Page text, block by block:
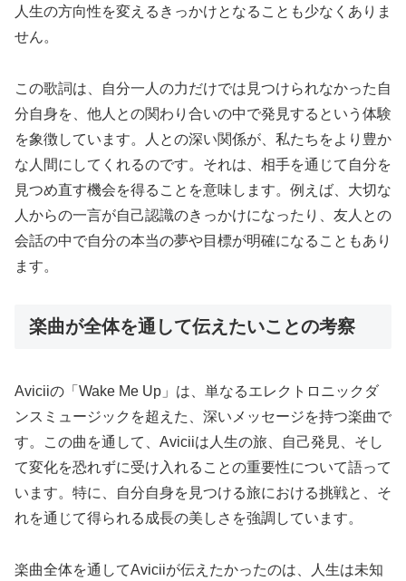
人生の方向性を変えるきっかけとなることも少なくありま
せん。
この歌詞は、自分一人の力だけでは見つけられなかった自
分自身を、他人との関わり合いの中で発見するという体験
を象徴しています。人との深い関係が、私たちをより豊か
な人間にしてくれるのです。それは、相手を通じて自分を
見つめ直す機会を得ることを意味します。例えば、大切な
人からの一言が自己認識のきっかけになったり、友人との
会話の中で自分の本当の夢や目標が明確になることもあり
ます。
楽曲が全体を通して伝えたいことの考察
Aviciiの「Wake Me Up」は、単なるエレクトロニックダ
ンスミュージックを超えた、深いメッセージを持つ楽曲で
す。この曲を通して、Aviciiは人生の旅、自己発見、そし
て変化を恐れずに受け入れることの重要性について語って
います。特に、自分自身を見つける旅における挑戦と、そ
れを通じて得られる成長の美しさを強調しています。
楽曲全体を通してAviciiが伝えたかったのは、人生は未知